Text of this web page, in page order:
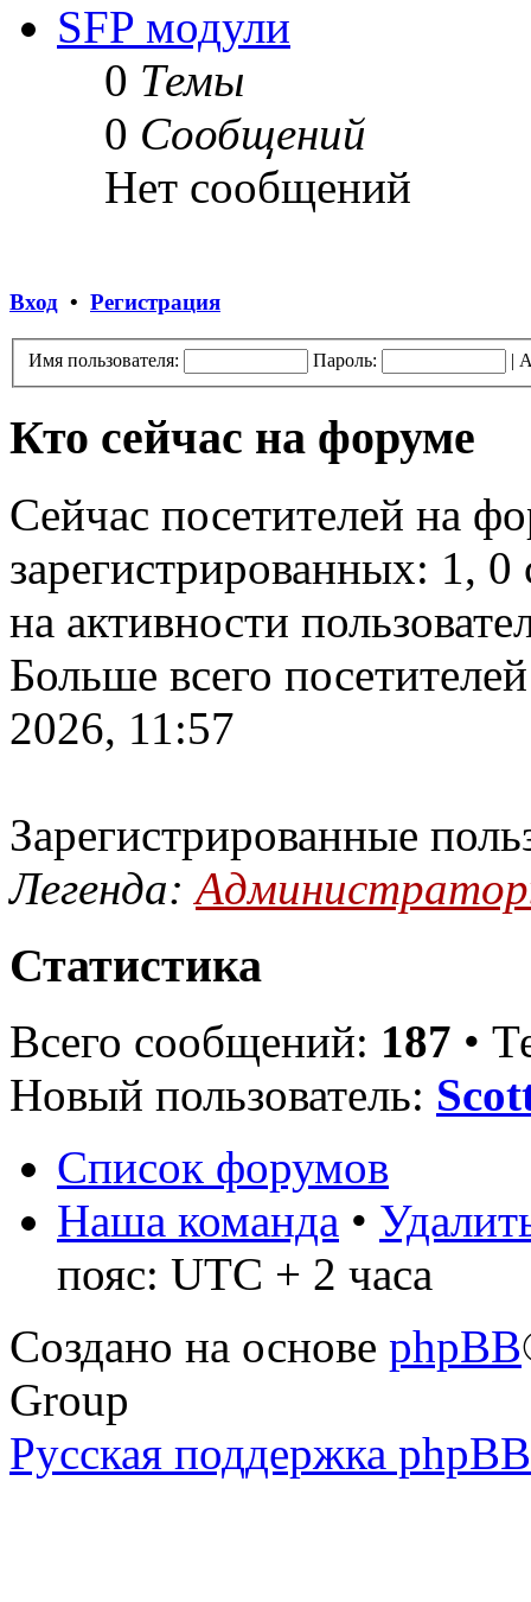
SFP модули
0 Темы
0 Сообщений
Нет сообщений
Вход • Регистрация
Имя пользователя: Пароль: |
Кто сейчас на форуме
Сейчас посетителей на
зарегистрированных: 1,
на активности
Больше всего
2026, 11:57
Зарегистрированные
Легенда:
Статистика
Всего сообщений: 187 •
Новый пользователь:
Список форумов
Наша команда •
пояс: UTC + 2 часа
Создано на основе phpBB
Group
Русская поддержка phpBB